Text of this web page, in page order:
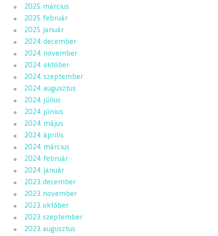
2025. március
2025. február
2025. január
2024. december
2024. november
2024. október
2024. szeptember
2024. augusztus
2024. július
2024. június
2024. május
2024. április
2024. március
2024. február
2024. január
2023. december
2023. november
2023. október
2023. szeptember
2023. augusztus